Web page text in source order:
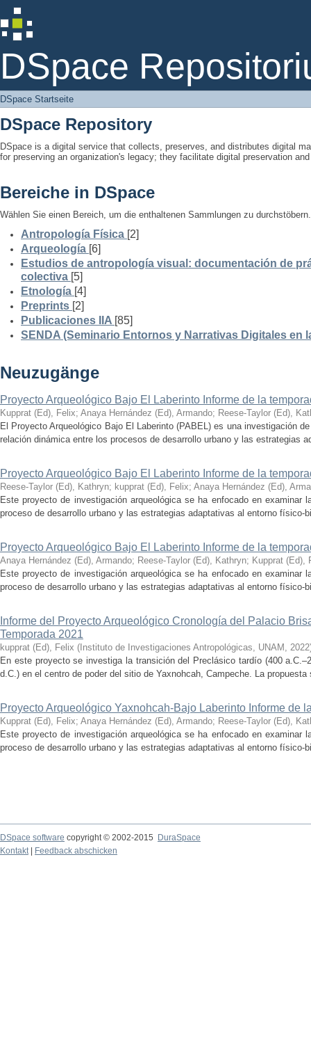
DSpace
DSpace Startseite
DSpace Startseite
DSpace Repository
DSpace is a digital service that collects, preserves, and distributes digital
for preserving an organization's legacy; they facilitate digital preservation
Bereiche in DSpace
Wählen Sie einen Bereich, um die enthaltenen Sammlungen zu durchstöbern.
Antropología Física [2]
Arqueología [6]
Estudios de antropología visual: documentación de
colectiva [5]
Etnología [4]
Preprints [2]
Publicaciones IIA [85]
SENDA (Seminario Entornos y Narrativas Digitales en
Neuzugänge
Proyecto Arqueológico Bajo El Laberinto Informe de la
Kupprat (Ed), Felix; Anaya Hernández (Ed), Armando; Reese-Taylor (Ed),
El Proyecto Arqueológico Bajo El Laberinto (PABEL) es una investigación
relación dinámica entre los procesos de desarrollo urbano y las estrategias
Proyecto Arqueológico Bajo El Laberinto Informe de la
Reese-Taylor (Ed), Kathryn; kupprat (Ed), Felix; Anaya Hernández (Ed),
Este proyecto de investigación arqueológica se ha enfocado en examinar
proceso de desarrollo urbano y las estrategias adaptativas al entorno físico-
Proyecto Arqueológico Bajo El Laberinto Informe de la
Anaya Hernández (Ed), Armando; Reese-Taylor (Ed), Kathryn; Kupprat (Ed),
Este proyecto de investigación arqueológica se ha enfocado en examinar
proceso de desarrollo urbano y las estrategias adaptativas al entorno físico-
Informe del Proyecto Arqueológico Cronología del Palacio
Temporada 2021
kupprat (Ed), Felix ( Instituto de Investigaciones Antropológicas, UNAM , 2022
En este proyecto se investiga la transición del Preclásico tardío (400
d.C.) en el centro de poder del sitio de Yaxnohcah, Campeche. La
Proyecto Arqueológico Yaxnohcah-Bajo Laberinto Informe de
Kupprat (Ed), Felix; Anaya Hernández (Ed), Armando; Reese-Taylor (Ed),
Este proyecto de investigación arqueológica se ha enfocado en examinar
proceso de desarrollo urbano y las estrategias adaptativas al entorno físico-
DSpace software copyright © 2002-2015
DuraSpace
Kontakt| Feedback abschicken